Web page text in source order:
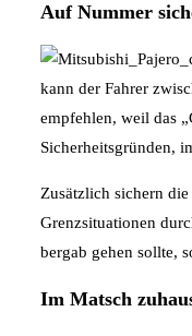
Auf Nummer
kann der Fahrer
empfehlen, weil das
Sicherheitsgründen,
Zusätzlich sichern
Grenzsituationen
bergab gehen sollte,
Im Matsch